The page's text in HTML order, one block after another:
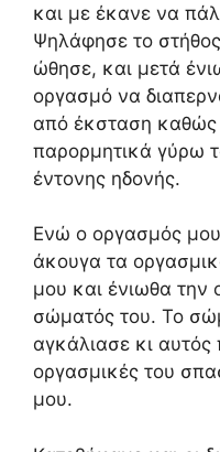
και με έκανε να
Ψηλάφησε το
ώθησε, και μετά
οργασμό να
από έκσταση καθώς
παρορμητικά γύρω
έντονης ηδονής.
Ενώ ο οργασμός
άκουγα τα
μου και ένιωθα την
σώματός του. Το
αγκάλιασε κι αυτός
οργασμικές του
μου.